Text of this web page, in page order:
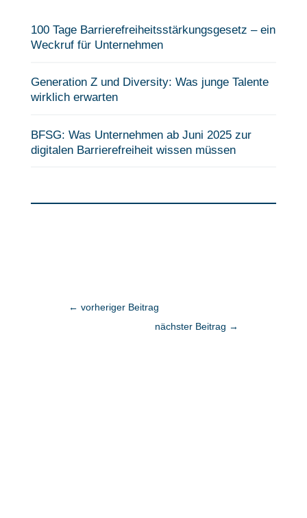
100 Tage Barrierefreiheits­stärkungsgesetz – ein
Weckruf für Unternehmen
Generation Z und Diversity: Was junge Talente
wirklich erwarten
BFSG: Was Unternehmen ab Juni 2025 zur
digitalen Barrierefreiheit wissen müssen
← vorheriger Beitrag
nächster Beitrag →